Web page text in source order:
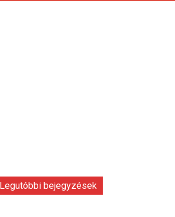
Legutóbbi bejegyzések